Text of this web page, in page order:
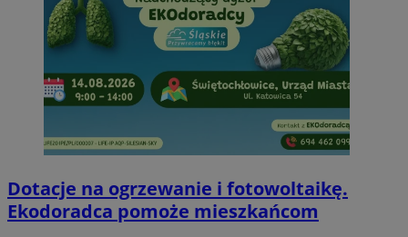
Dotacje na ogrzewanie i fotowoltaikę.
Ekodoradca pomoże mieszkańcom